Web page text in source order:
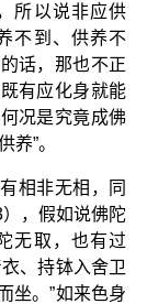
所以说非应供
不到、供养不
话，那也不正
有应化身就能
况是究竟成佛
养”。
相非无相，同
，假如说佛陀
无取，也有过
、持钵入舍卫
坐。”如来色身